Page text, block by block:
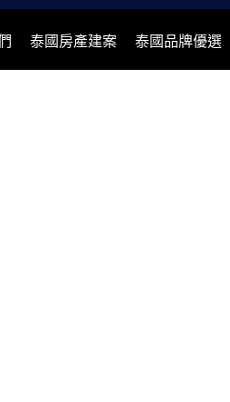
泰國房產建案 泰國品牌優選